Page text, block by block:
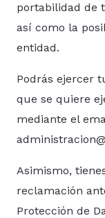
portabilidad de
así como la
entidad.
Podrás ejercer
que se quiere
mediante el
Asimismo,
reclamación
Protección de